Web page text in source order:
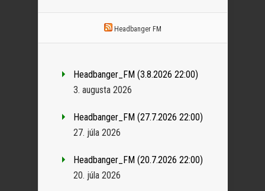
Headbanger FM
Headbanger_FM (3.8.2026 22:00)
3. augusta 2026
Headbanger_FM (27.7.2026 22:00)
27. júla 2026
Headbanger_FM (20.7.2026 22:00)
20. júla 2026